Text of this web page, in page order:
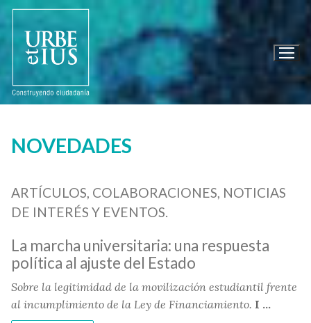
contenido
NOVEDADES
ARTÍCULOS, COLABORACIONES, NOTICIAS
DE INTERÉS Y EVENTOS.
La marcha universitaria: una respuesta
política al ajuste del Estado
Sobre la legitimidad de la movilización estudiantil frente
al incumplimiento de la Ley de Financiamiento. I ...